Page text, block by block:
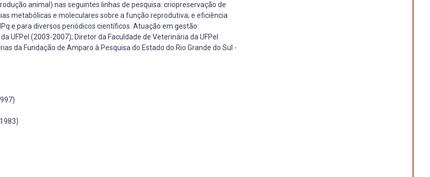
animal) nas seguintes linhas de pesquisa: criopreservação de
metabólicas e moleculares sobre a função reprodutiva; e eficiência
e para diversos periódicos científicos. Atuação em gestão:
UFPel (2003-2007); Diretor da Faculdade de Veterinária da UFPel
da Fundação de Amparo à Pesquisa do Estado do Rio Grande do Sul -